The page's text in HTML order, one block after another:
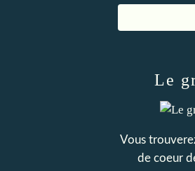
Le
Vous
de coeur